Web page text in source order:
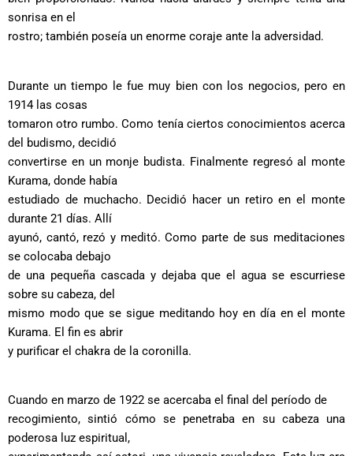
sonrisa en el
rostro; también poseía un enorme coraje ante la adversidad.
Durante un tiempo le fue muy bien con los negocios, pero en
1914 las cosas
tomaron otro rumbo. Como tenía ciertos conocimientos acerca
del budismo, decidió
convertirse en un monje budista. Finalmente regresó al monte
Kurama, donde había
estudiado de muchacho. Decidió hacer un retiro en el monte
durante 21 días. Allí
ayunó, cantó, rezó y meditó. Como parte de sus meditaciones
se colocaba debajo
de una pequeña cascada y dejaba que el agua se escurriese
sobre su cabeza, del
mismo modo que se sigue meditando hoy en día en el monte
Kurama. El fin es abrir
y purificar el chakra de la coronilla.
Cuando en marzo de 1922 se acercaba el final del período de
recogimiento, sintió cómo se penetraba en su cabeza una
poderosa luz espiritual,